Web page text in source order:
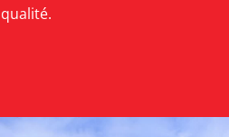
qualité.